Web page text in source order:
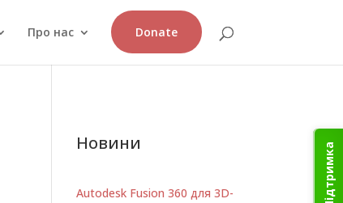
Підтримка
Про нас Donate
Новини
Autodesk Fusion 360 для 3D-